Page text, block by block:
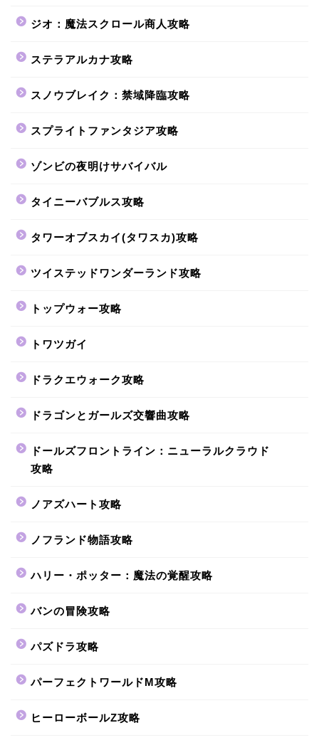
ジオ：魔法スクロール商人攻略
ステラアルカナ攻略
スノウブレイク：禁域降臨攻略
スプライトファンタジア攻略
ゾンビの夜明けサバイバル
タイニーバブルス攻略
タワーオブスカイ(タワスカ)攻略
ツイステッドワンダーランド攻略
トップウォー攻略
トワツガイ
ドラクエウォーク攻略
ドラゴンとガールズ交響曲攻略
ドールズフロントライン：ニューラルクラウド
攻略
ノアズハート攻略
ノフランド物語攻略
ハリー・ポッター：魔法の覚醒攻略
バンの冒険攻略
パズドラ攻略
パーフェクトワールドM攻略
ヒーローボールZ攻略